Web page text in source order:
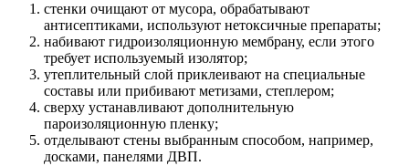
стенки очищают от мусора, обрабатывают
антисептиками, используют нетоксичные препараты;
набивают гидроизоляционную мембрану, если этого
требует используемый изолятор;
утеплительный слой приклеивают на специальные
составы или прибивают метизами, степлером;
сверху устанавливают дополнительную
пароизоляционную пленку;
отделывают стены выбранным способом, например,
досками, панелями ДВП.